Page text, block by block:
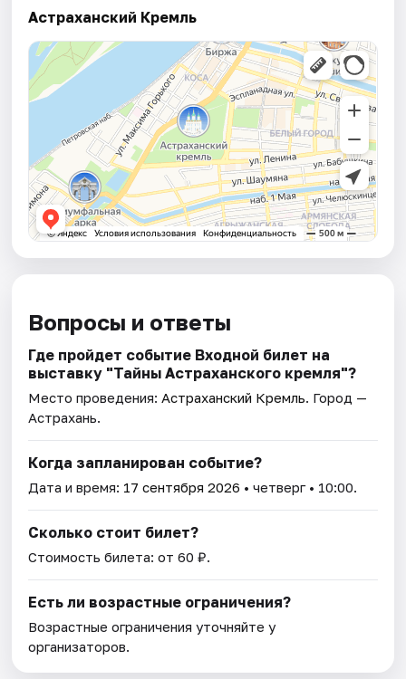
Астраханский Кремль
Вопросы и ответы
Где пройдет событие Входной билет на
выставку "Тайны Астраханского кремля"?
Место проведения:Астраханский Кремль. Город —
Астрахань.
Когда запланирован событие?
Дата и время: 17 сентября 2026 • четверг • 10:00.
Сколько стоит билет?
Стоимость билета: от 60 ₽.
Есть ли возрастные ограничения?
Возрастные ограничения уточняйте у
организаторов.